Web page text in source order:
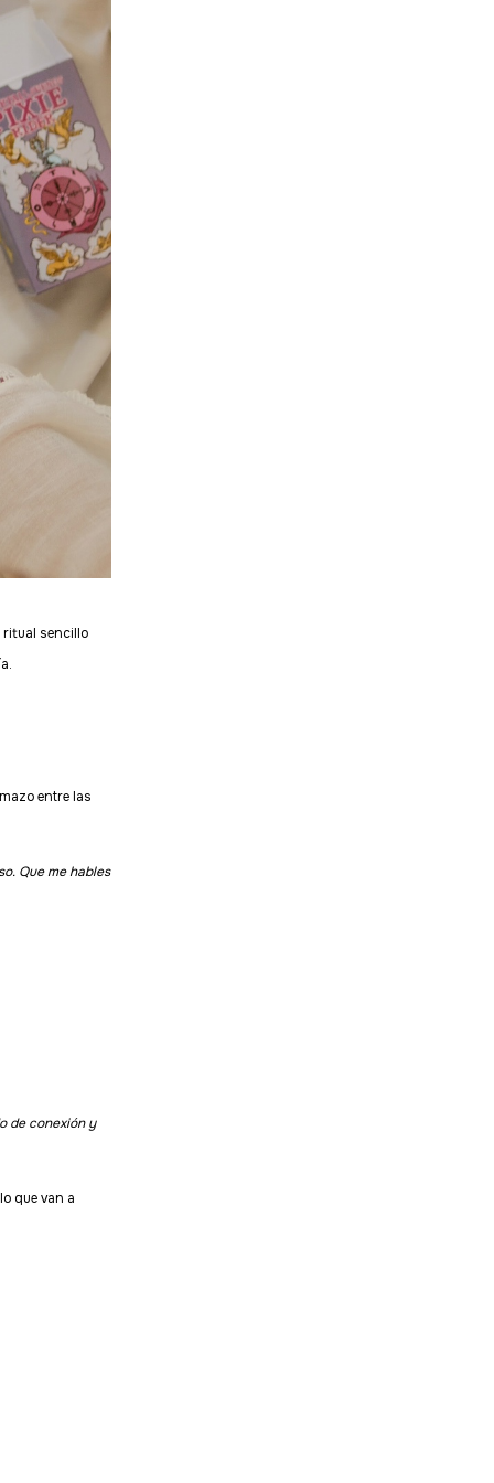
ritual sencillo
entre las
Que me hables
de conexión y
que van a